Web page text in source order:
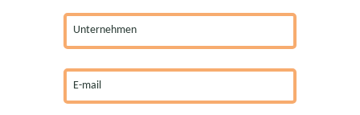
Unternehmen
E-mail